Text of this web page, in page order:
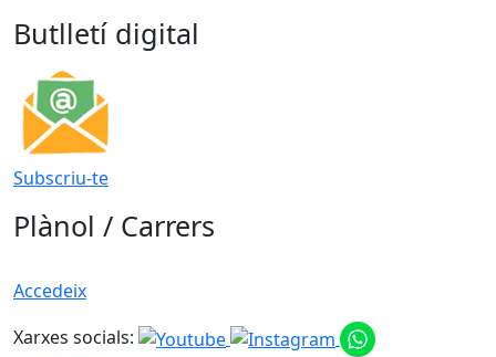
Butlletí digital
Subscriu-te
Plànol / Carrers
Accedeix
Xarxes socials: